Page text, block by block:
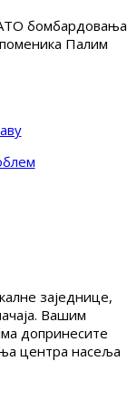
бомбардовања
Палим
заједнице,
Вашим
допринесите
центра насеља